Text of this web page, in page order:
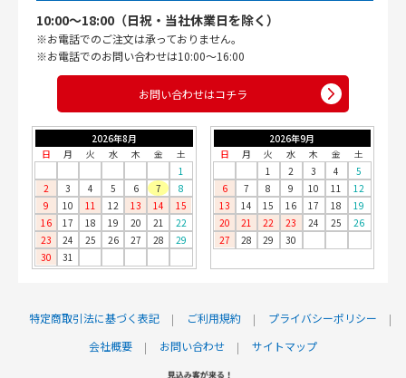
10:00〜18:00（日祝・当社休業日を除く）
※お電話でのご注文は承っておりません。
※お電話でのお問い合わせは10:00〜16:00
お問い合わせはコチラ
2026年8月
日
月 火 水 木 金
土
1
2
3 4 5 6 7
8
9
10 11 12 13 14
15
16
17 18 19 20 21
22
23
24 25 26 27 28
29
30
31
2026年9月
日
月 火 水 木 金
土
1
2 3 4
5
6
7 8 9 10 11
12
13
14 15 16 17 18
19
20
21 22 23 24 25
26
27
28 29 30
特定商取引法に基づく表記 ご利用規約
プライバシーポリシー
会社概要
お問い合わせ サイトマップ